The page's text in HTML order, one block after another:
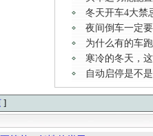
冬天开车4大禁
夜间倒车一定
为什么有的车
寒冷的冬天，
自动启停是不
]